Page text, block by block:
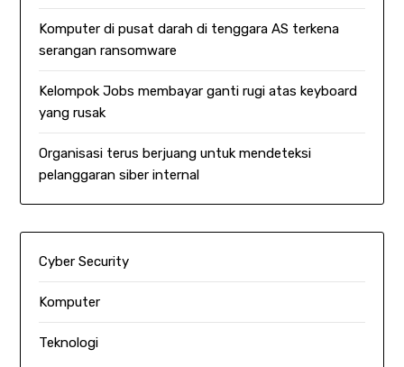
Komputer di pusat darah di tenggara AS terkena
serangan ransomware
Kelompok Jobs membayar ganti rugi atas keyboard
yang rusak
Organisasi terus berjuang untuk mendeteksi
pelanggaran siber internal
Cyber Security
Komputer
Teknologi